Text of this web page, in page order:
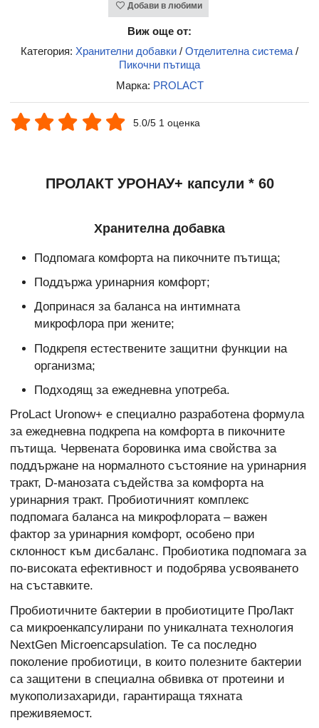
Добави в любими
Виж още от:
Категория: Хранителни добавки / Отделителна система /
Пикочни пътища
Марка: PROLACT
5.0/5 1 оценка
ПРОЛАКТ УРОНАУ+ капсули * 60
Хранителна добавка
Подпомага комфорта на пикочните пътища;
Поддържа уринарния комфорт;
Допринася за баланса на интимната
микрофлора при жените;
Подкрепя естествените защитни функции на
организма;
Подходящ за ежедневна употреба.
ProLact Uronow+ е специално разработена формула
за ежедневна подкрепа на комфорта в пикочните
пътища. Червената боровинка има свойства за
поддържане на нормалното състояние на уринарния
тракт, D-манозата съдейства за комфорта на
уринарния тракт. Пробиотичният комплекс
подпомага баланса на микрофлората – важен
фактор за уринарния комфорт, особено при
склонност към дисбаланс. Пробиотика подпомага за
по-високата ефективност и подобрява усвояването
на съставките.
Пробиотичните бактерии в пробиотиците ПроЛакт
са микроенкапсулирани по уникалната технология
NextGen Microencapsulation. Те са последно
поколение пробиотици, в които полезните бактерии
са защитени в специална обвивка от протеини и
мукополизахариди, гарантираща тяхната
преживяемост.